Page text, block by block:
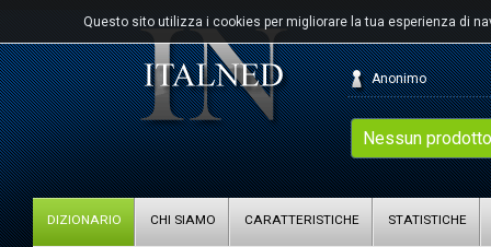
Questo sito utilizza i cookies per migliorare la tua esperienza di
Nessun
Anonimo
DIZIONARIO CHI SIAMO CARATTERISTICHE STATISTICHE